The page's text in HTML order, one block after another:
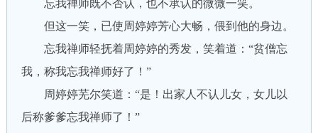
忘我禅师既不否认，也不承认的微微一笑。
但这一笑，已使周婷婷芳心大畅，偎到他的身边。
忘我禅师轻抚着周婷婷的秀发，笑着道：“贫僧忘
我，称我忘我禅师好了！”
周婷婷芜尔笑道：“是！出家人不认儿女，女儿以
后称爹爹忘我禅师了！”